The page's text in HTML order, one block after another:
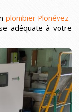
plombier Plonévez-
adéquate à votre